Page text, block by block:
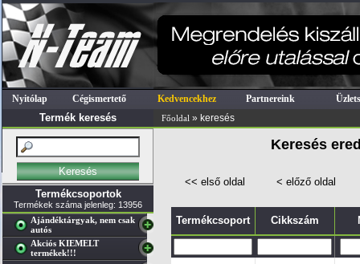
Nyitólap Cégismertető Kedvencekhez Partnereink
Termék keresés Főoldal » keresés
Termékcsoportok
Termékek száma jelenleg: 13956
Ajándéktárgyak, nem csak
autós
Akciós KIEMELT
termékek!!!
Keresés
<< első oldal < előző oldal
Termékcsoport Cikkszám